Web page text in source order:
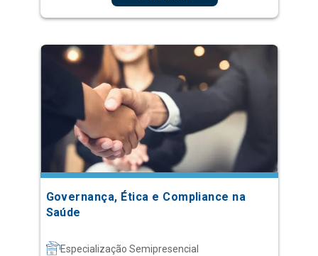
Governança, Ética e Compliance na
Saúde
Especialização Semipresencial